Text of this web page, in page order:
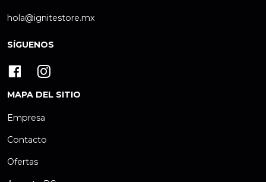
hola@ignitestore.mx
SÍGUENOS
MAPA DEL SITIO
Empresa
Contacto
Ofertas